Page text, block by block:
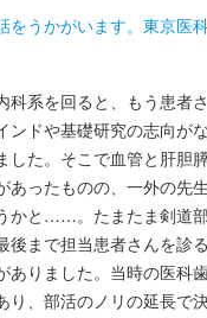
うかがいます。東京医
系を回ると、もう患者
ンドや基礎研究の志向が
した。そこで血管と肝胆
あったものの、一外の先
かと……。たまたま剣道
後まで担当患者さんを診
ありました。当時の医科
、部活のノリの延長で